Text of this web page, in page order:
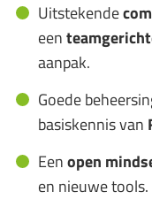
Uitstekende
een
aanpak.
Goede
basiskennis van
Eenopen
en nieuwe tools.